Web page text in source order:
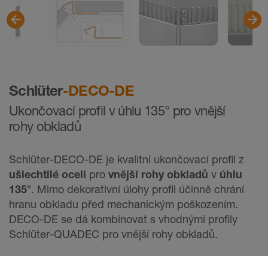
Schlüter-DECO-DE
Ukončovací profil v úhlu 135° pro vnější
rohy obkladů
Schlüter-DECO-DE je kvalitní ukončovací profil z
ušlechtilé oceli pro vnější rohy obkladů v úhlu
135°. Mimo dekorativní úlohy profil účinně chrání
hranu obkladu před mechanickým poškozením.
DECO-DE se dá kombinovat s vhodnými profily
Schlüter-QUADEC pro vnější rohy obkladů.